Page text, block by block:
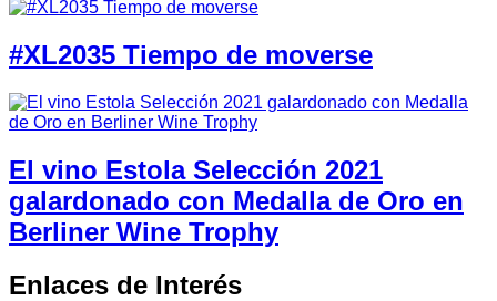
#XL2035 Tiempo de moverse
El vino Estola Selección 2021
galardonado con Medalla de Oro en
Berliner Wine Trophy
Enlaces de Interés